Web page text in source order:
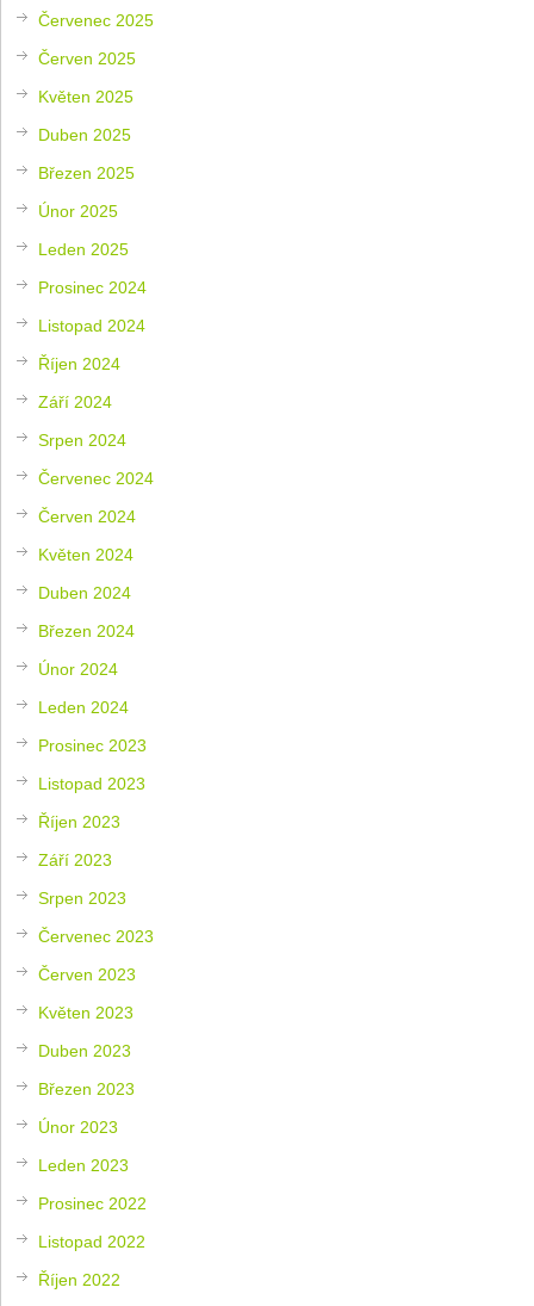
Červenec 2025
Červen 2025
Květen 2025
Duben 2025
Březen 2025
Únor 2025
Leden 2025
Prosinec 2024
Listopad 2024
Říjen 2024
Září 2024
Srpen 2024
Červenec 2024
Červen 2024
Květen 2024
Duben 2024
Březen 2024
Únor 2024
Leden 2024
Prosinec 2023
Listopad 2023
Říjen 2023
Září 2023
Srpen 2023
Červenec 2023
Červen 2023
Květen 2023
Duben 2023
Březen 2023
Únor 2023
Leden 2023
Prosinec 2022
Listopad 2022
Říjen 2022